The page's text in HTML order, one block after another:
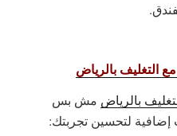
التغليف بالرياض
بالرياض مش بس
إضافية لتحسين تجربتك: